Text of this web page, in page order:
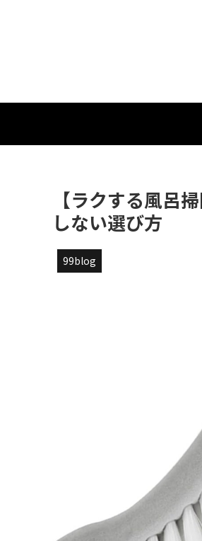
【ラクする風呂
しない選び方
99blog